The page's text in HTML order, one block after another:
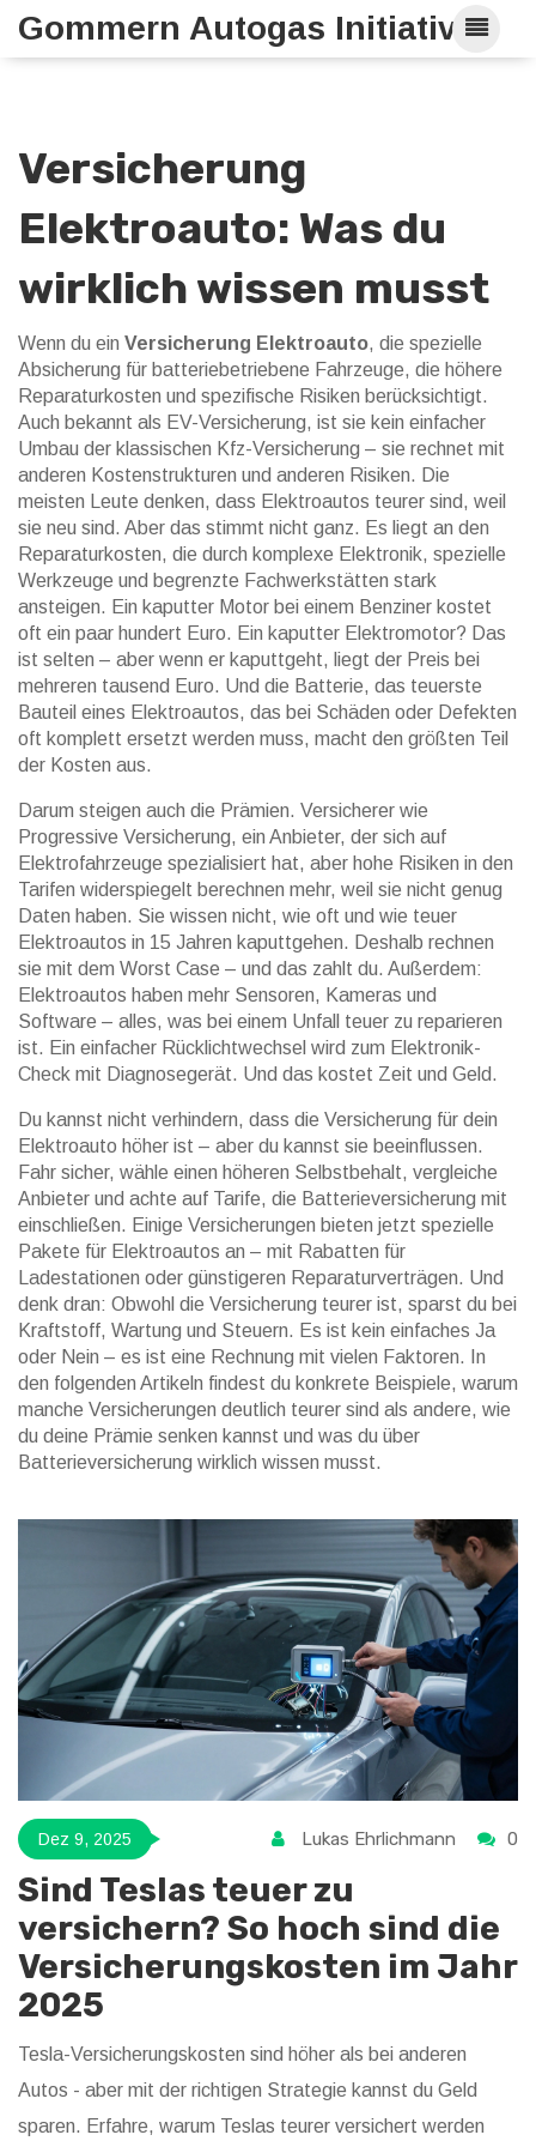
Gommern Autogas Initiative
Versicherung
Elektroauto: Was du
wirklich wissen musst
Wenn du ein Versicherung Elektroauto, die spezielle
Absicherung für batteriebetriebene Fahrzeuge, die höhere
Reparaturkosten und spezifische Risiken berücksichtigt.
Auch bekannt als EV-Versicherung, ist sie kein einfacher
Umbau der klassischen Kfz-Versicherung – sie rechnet mit
anderen Kostenstrukturen und anderen Risiken. Die
meisten Leute denken, dass Elektroautos teurer sind, weil
sie neu sind. Aber das stimmt nicht ganz. Es liegt an den
Reparaturkosten, die durch komplexe Elektronik, spezielle
Werkzeuge und begrenzte Fachwerkstätten stark
ansteigen. Ein kaputter Motor bei einem Benziner kostet
oft ein paar hundert Euro. Ein kaputter Elektromotor? Das
ist selten – aber wenn er kaputtgeht, liegt der Preis bei
mehreren tausend Euro. Und die Batterie, das teuerste
Bauteil eines Elektroautos, das bei Schäden oder Defekten
oft komplett ersetzt werden muss, macht den größten Teil
der Kosten aus.
Darum steigen auch die Prämien. Versicherer wie
Progressive Versicherung, ein Anbieter, der sich auf
Elektrofahrzeuge spezialisiert hat, aber hohe Risiken in den
Tarifen widerspiegelt berechnen mehr, weil sie nicht genug
Daten haben. Sie wissen nicht, wie oft und wie teuer
Elektroautos in 15 Jahren kaputtgehen. Deshalb rechnen
sie mit dem Worst Case – und das zahlt du. Außerdem:
Elektroautos haben mehr Sensoren, Kameras und
Software – alles, was bei einem Unfall teuer zu reparieren
ist. Ein einfacher Rücklichtwechsel wird zum Elektronik-
Check mit Diagnosegerät. Und das kostet Zeit und Geld.
Du kannst nicht verhindern, dass die Versicherung für dein
Elektroauto höher ist – aber du kannst sie beeinflussen.
Fahr sicher, wähle einen höheren Selbstbehalt, vergleiche
Anbieter und achte auf Tarife, die Batterieversicherung mit
einschließen. Einige Versicherungen bieten jetzt spezielle
Pakete für Elektroautos an – mit Rabatten für
Ladestationen oder günstigeren Reparaturverträgen. Und
denk dran: Obwohl die Versicherung teurer ist, sparst du bei
Kraftstoff, Wartung und Steuern. Es ist kein einfaches Ja
oder Nein – es ist eine Rechnung mit vielen Faktoren. In
den folgenden Artikeln findest du konkrete Beispiele, warum
manche Versicherungen deutlich teurer sind als andere, wie
du deine Prämie senken kannst und was du über
Batterieversicherung wirklich wissen musst.
Dez 9, 2025 Lukas Ehrlichmann 0
Sind Teslas teuer zu
versichern? So hoch sind die
Versicherungskosten im Jahr
2025
Tesla-Versicherungskosten sind höher als bei anderen
Autos - aber mit der richtigen Strategie kannst du Geld
sparen. Erfahre, warum Teslas teurer versichert werden